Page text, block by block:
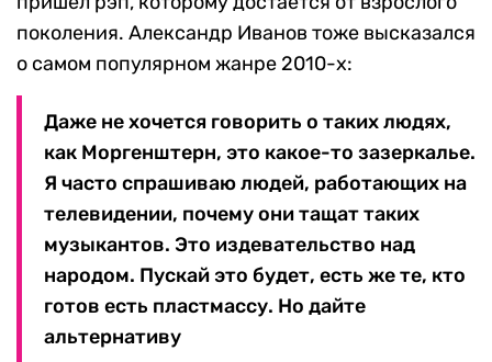
поколения. Александр Иванов тоже высказался
о самом популярном жанре 2010-х:
Даже не хочется говорить о таких людях,
как Моргенштерн, это какое-то зазеркалье.
Я часто спрашиваю людей, работающих на
телевидении, почему они тащат таких
музыкантов. Это издевательство над
народом. Пускай это будет, есть же те, кто
готов есть пластмассу. Но дайте
альтернативу